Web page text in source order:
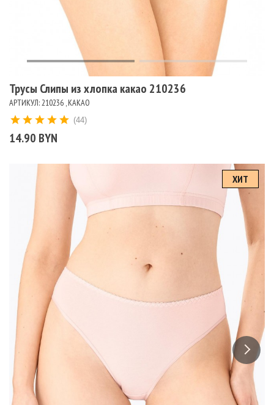
Трусы Слипы из хлопка какао 210236
АРТИКУЛ: 210236 , КАКАО
14.90 BYN
(44)
ХИТ